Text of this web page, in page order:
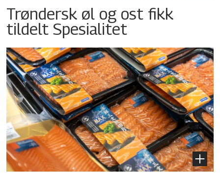
Trøndersk øl og ost fikk
tildelt Spesialitet